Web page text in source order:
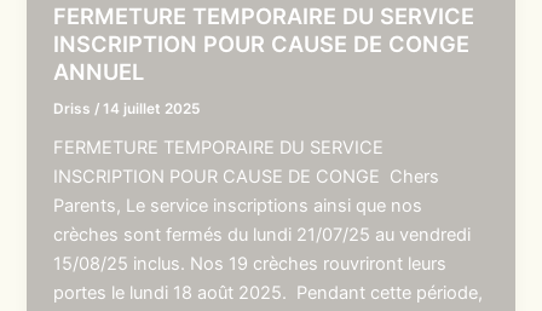
FERMETURE TEMPORAIRE DU SERVICE
INSCRIPTION POUR CAUSE DE CONGE
ANNUEL
Driss /14 juillet 2025
FERMETURE TEMPORAIRE DU SERVICE
INSCRIPTION POUR CAUSE DE CONGE Chers
Parents, Le service inscriptions ainsi que nos
crèches sont fermés du lundi 21/07/25 au vendredi
15/08/25 inclus. Nos 19 crèches rouvriront leurs
portes le lundi 18 août 2025. Pendant cette période,